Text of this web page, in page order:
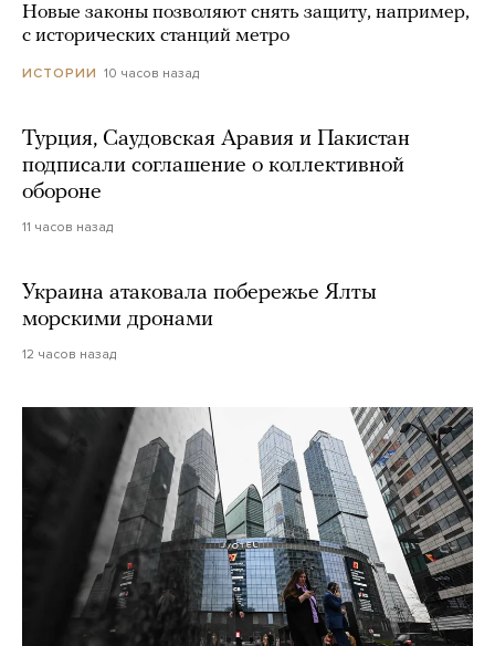
Новые законы позволяют снять защиту, например,
с исторических станций метро
ИСТОРИИ 10 часов назад
Турция, Саудовская Аравия и Пакистан
подписали соглашение о коллективной
обороне
11 часов назад
Украина атаковала побережье Ялты
морскими дронами
12 часов назад